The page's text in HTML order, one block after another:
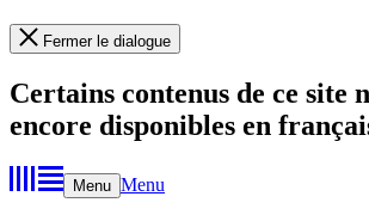
Fermer le dialogue
Certains contenus de ce site
encore disponibles en
Menu Menu